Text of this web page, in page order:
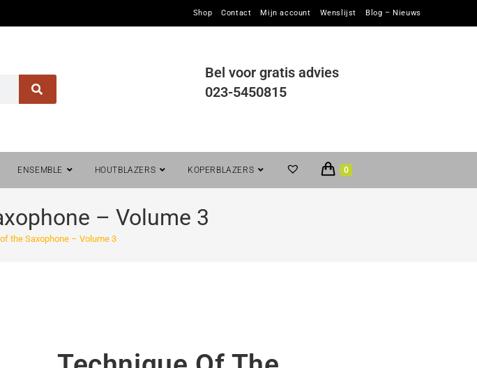
Shop Contact Mijn account Wenslijst Blog – Nieuws
Bel voor gratis advies
023-5450815
ENSEMBLE HOUTBLAZERS KOPERBLAZERS 0
– Volume 3
the Saxophone – Volume 3